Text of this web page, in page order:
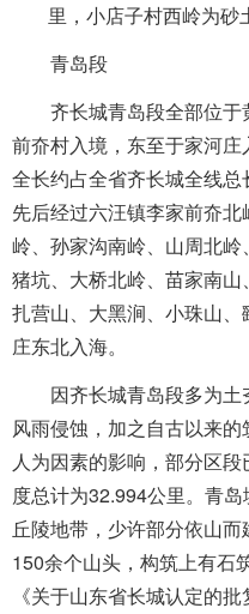
里，小店子村西岭为砂
青岛段
齐长城青岛段全部位
前夼村入境，东至于家河
全长约占全省齐长城全线
先后经过六汪镇李家前夼
岭、孙家沟南岭、山周北
猪坑、大桥北岭、苗家南山
扎营山、大黑涧、小珠山
庄东北入海。
因齐长城青岛段多为
风雨侵蚀，加之自古以来
人为因素的影响，部分区
度总计为32.994公里。青
丘陵地带，少许部分依山
150余个山头，构筑上有石
《关于山东省长城认定的